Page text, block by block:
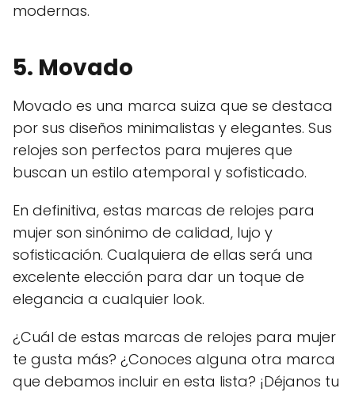
modernas.
5. Movado
Movado es una marca suiza que se destaca
por sus diseños minimalistas y elegantes. Sus
relojes son perfectos para mujeres que
buscan un estilo atemporal y sofisticado.
En definitiva, estas marcas de relojes para
mujer son sinónimo de calidad, lujo y
sofisticación. Cualquiera de ellas será una
excelente elección para dar un toque de
elegancia a cualquier look.
¿Cuál de estas marcas de relojes para mujer
te gusta más? ¿Conoces alguna otra marca
que debamos incluir en esta lista? ¡Déjanos tu